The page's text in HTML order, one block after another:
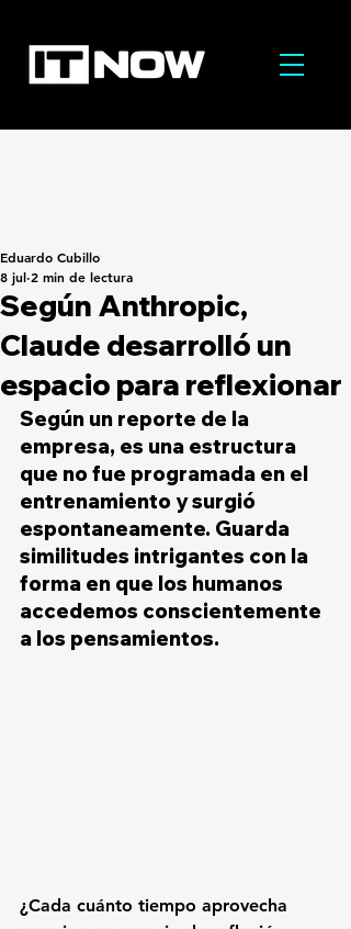
Según Anthropic,
Claude desarrolló un
espacio para reflexionar
Eduardo Cubillo
8 jul 2 min de lectura
Según un reporte de la
empresa, es una estructura
que no fue programada en el
entrenamiento y surgió
espontaneamente. Guarda
similitudes intrigantes con la
forma en que los humanos
accedemos conscientemente
a los pensamientos.
¿Cada cuánto tiempo aprovecha